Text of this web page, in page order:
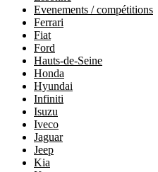
Evenements / compétitions
Ferrari
Fiat
Ford
Hauts-de-Seine
Honda
Hyundai
Infiniti
Isuzu
Iveco
Jaguar
Jeep
Kia